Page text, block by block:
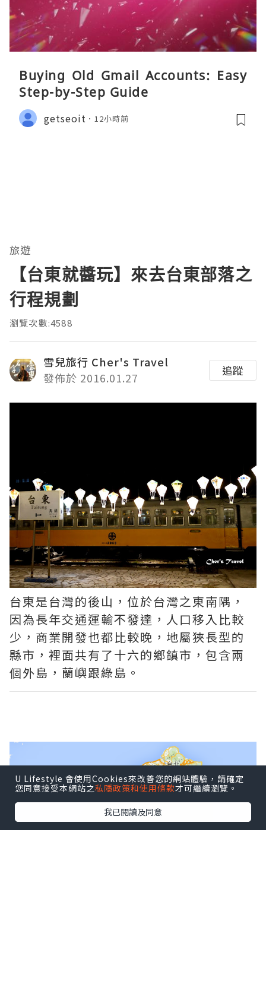
Buying Old Gmail Accounts: Easy
Step-by-Step Guide
getseoit 12小時前
旅遊
【台東就醬玩】來去台東部落之
行程規劃
瀏覽次數:4588
雪兒旅行 Cher's Travel
發佈於 2016.01.27
追蹤
台東是台灣的後山，位於台灣之東南隅，
因為長年交通運輸不發達，人口移入比較
少，商業開發也都比較晚，地屬狹長型的
縣市，裡面共有了十六的鄉鎮市，包含兩
個外島，蘭嶼跟綠島。
U Lifestyle 會使用Cookies來改善您的網站體驗，請確定
您同意接受本網站之私隱政策和使用條款才可繼續瀏覽。
我已閱讀及同意